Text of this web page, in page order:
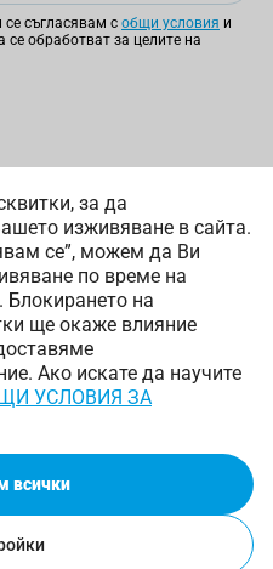
за да
изживяване в сайта.
се”, можем да Ви
по време на
Блокирането на
ще окаже влияние
Ако искате да научите
УСЛОВИЯ ЗА
всички
съгласявам с общи условия и
се обработват за целите на
ЕООД. Всички права